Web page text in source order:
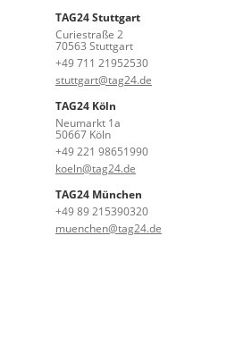
TAG24 Stuttgart
Curiestraße 2
70563 Stuttgart
+49 711 21952530
stuttgart@tag24.de
TAG24 Köln
Neumarkt 1a
50667 Köln
+49 221 98651990
koeln@tag24.de
TAG24 München
+49 89 215390320
muenchen@tag24.de